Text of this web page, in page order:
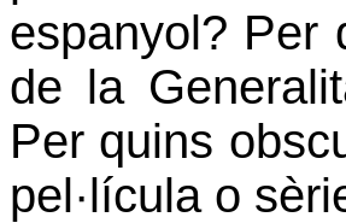
espanyol? Per
de la
Per quins
pel·lícula o